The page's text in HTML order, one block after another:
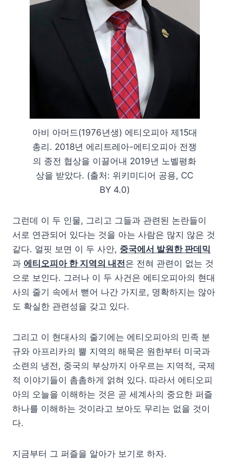
아비 아머드(1976년생) 에티오피아 제15대
총리. 2018년 에리트레아-에티오피아 전쟁
의 종전 협상을 이끌어내 2019년 노벨평화
상을 받았다. (출처: 위키미디어 공용, CC
BY 4.0)
그런데 이 두 인물, 그리고 그들과 관련된 논란들이
서로 연관되어 있다는 것을 아는 사람은 많지 않은 것
같다. 얼핏 보면 이 두 사안, 중국에서 발원한 판데믹
과 에티오피아 한 지역의 내전은 전혀 관련이 없는 것
으로 보인다. 그러나 이 두 사건은 에티오피아의 현대
사의 줄기 속에서 뻗어 나간 가지로, 명확하지는 않아
도 확실한 관련성을 갖고 있다.
그리고 이 현대사의 줄기에는 에티오피아의 민족 분
규와 아프리카의 뿔 지역의 해묵은 원한부터 미국과
소련의 냉전, 중국의 부상까지 아우르는 지역적, 국제
적 이야기들이 촘촘하게 얽혀 있다. 따라서 에티오피
아의 오늘을 이해하는 것은 곧 세계사의 중요한 퍼즐
하나를 이해하는 것이라고 보아도 무리는 없을 것이
다.
지금부터 그 퍼즐을 알아가 보기로 하자.